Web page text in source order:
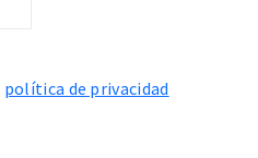
política de privacidad